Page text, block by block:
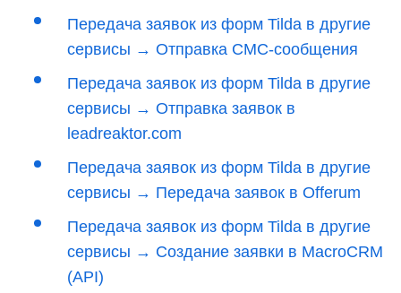
Передача заявок из форм Tilda в другие
сервисы → Отправка СМС-сообщения
Передача заявок из форм Tilda в другие
сервисы → Отправка заявок в
leadreaktor.com
Передача заявок из форм Tilda в другие
сервисы → Передача заявок в Offerum
Передача заявок из форм Tilda в другие
сервисы → Создание заявки в MacroCRM
(API)